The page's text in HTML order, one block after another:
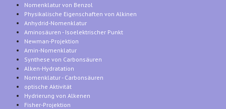
Nomenklatur von Benzol
Physikalische Eigenschaften von Alkinen
Anhydrid-Nomenklatur
Aminosäuren - Isoelektrischer Punkt
Newman-Projektion
Amin-Nomenklatur
Synthese von Carbonsäuren
Alken-Hydratation
Nomenklatur - Carbonsäuren
optische Aktivität
Hydrierung von Alkenen
Fisher-Projektion